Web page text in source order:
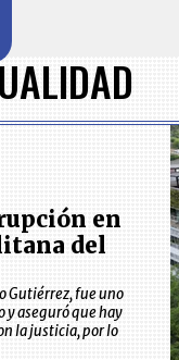
of
7
en
del
Gutiérrez, fue uno
y aseguró que hay
la justicia, por lo